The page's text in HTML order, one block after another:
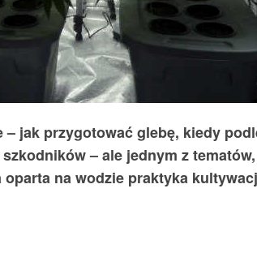
jak przygotować glebę, kiedy
– ale jednym z
na wodzie praktyka